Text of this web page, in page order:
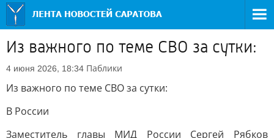
Из важного по теме СВО за сутки:
4 июня 2026, 18:34 Паблики
Из важного по теме СВО за сутки:
В России
Заместитель главы МИД России Сергей Рябков